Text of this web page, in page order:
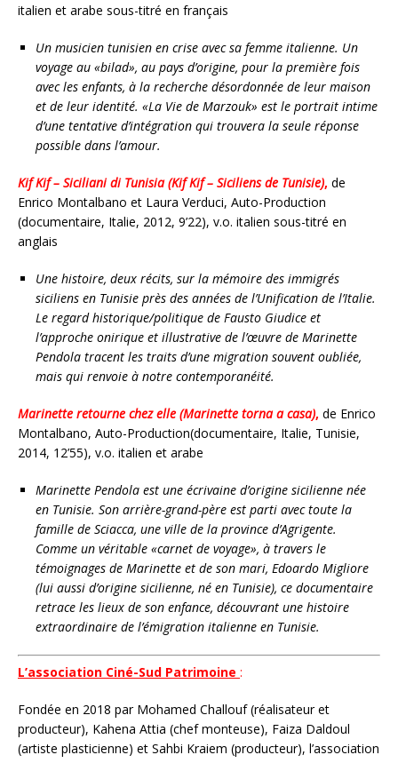
italien et arabe sous-titré en français
Un musicien tunisien en crise avec sa femme italienne. Un
voyage au «bilad», au pays d’origine, pour la première fois
avec les enfants, à la recherche désordonnée de leur maison
et de leur identité. «La Vie de Marzouk» est le portrait intime
d’une tentative d’intégration qui trouvera la seule réponse
possible dans l’amour.
Kif Kif – Siciliani di Tunisia (Kif Kif – Siciliens de Tunisie), de
Enrico Montalbano et Laura Verduci, Auto-Production
(documentaire, Italie, 2012, 9’22), v.o. italien sous-titré en
anglais
Une histoire, deux récits, sur la mémoire des immigrés
siciliens en Tunisie près des années de l’Unification de l’Italie.
Le regard historique/politique de Fausto Giudice et
l’approche onirique et illustrative de l’œuvre de Marinette
Pendola tracent les traits d’une migration souvent oubliée,
mais qui renvoie à notre contemporanéité.
Marinette retourne chez elle (Marinette torna a casa), de Enrico
Montalbano, Auto-Production(documentaire, Italie, Tunisie,
2014, 12’55), v.o. italien et arabe
Marinette Pendola est une écrivaine d’origine sicilienne née
en Tunisie. Son arrière-grand-père est parti avec toute la
famille de Sciacca, une ville de la province d’Agrigente.
Comme un véritable «carnet de voyage», à travers le
témoignages de Marinette et de son mari, Edoardo Migliore
(lui aussi d’origine sicilienne, né en Tunisie), ce documentaire
retrace les lieux de son enfance, découvrant une histoire
extraordinaire de l’émigration italienne en Tunisie.
L’association Ciné-Sud Patrimoine :
Fondée en 2018 par Mohamed Challouf (réalisateur et
producteur), Kahena Attia (chef monteuse), Faiza Daldoul
(artiste plasticienne) et Sahbi Kraiem (producteur), l’association